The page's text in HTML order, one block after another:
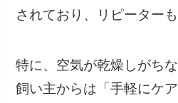
されており、リピーター
特に、空気が乾燥しがち
飼い主からは「手軽にケ